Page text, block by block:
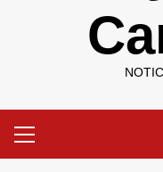
primario